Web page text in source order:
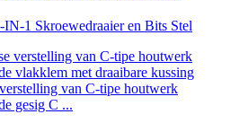
IN-1 Skroewedraaier en Bits Stel
van C-tipe houtwerk
gesig C ...